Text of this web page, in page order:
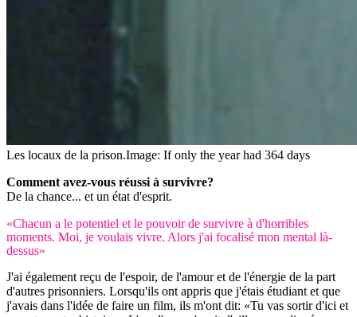
Les locaux de la prison.Image: If only the year had 364 days
Comment avez-vous réussi à survivre?
De la chance... et un état d'esprit.
«Chacun a le potentiel et le pouvoir de survivre à d'horribles
moments. Moi, je voulais vivre. Alors j'ai focalisé mon mental là-
dessus»
J'ai également reçu de l'espoir, de l'amour et de l'énergie de la part
d'autres prisonniers. Lorsqu'ils ont appris que j'étais étudiant et que
j'avais dans l'idée de faire un film, ils m'ont dit: «Tu vas sortir d'ici et